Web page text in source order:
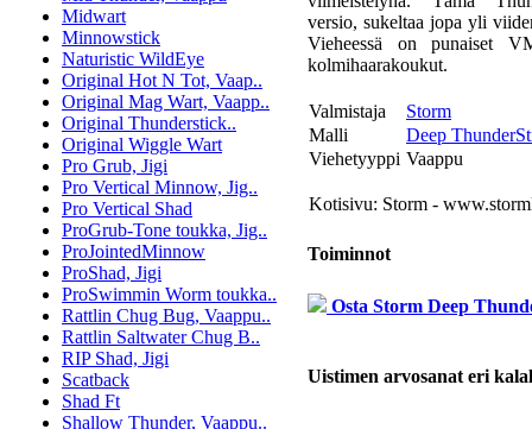
Midwart
Minnowstick
Naturistic WildEye
Original Hot N Tot, Vaap..
Original Mag Wart, Vaapp..
Original Thunderstick..
Original Wiggle Wart
Pro Grub, Jigi
Pro Vertical Minnow, Jig..
Pro Vertical Shad
ProGrub-Tone toukka, Jig..
ProJointedMinnow
ProShad, Jigi
ProSwimmin Worm toukka..
Rattlin Chug Bug, Vaappu..
Rattlin Saltwater Chug B..
RIP Shad, Jigi
Scatback
Shad Ft
Shallow Thunder, Vaappu..
versio, sukeltaa jopa yli
Vieheessä on punaiset
kolmihaarakoukut.
Valmistaja
Storm
Malli
Deep
Viehetyyppi Vaappu
Kotisivu: Storm -
Toiminnot
Osta Storm Deep
Uistimen arvosanat eri